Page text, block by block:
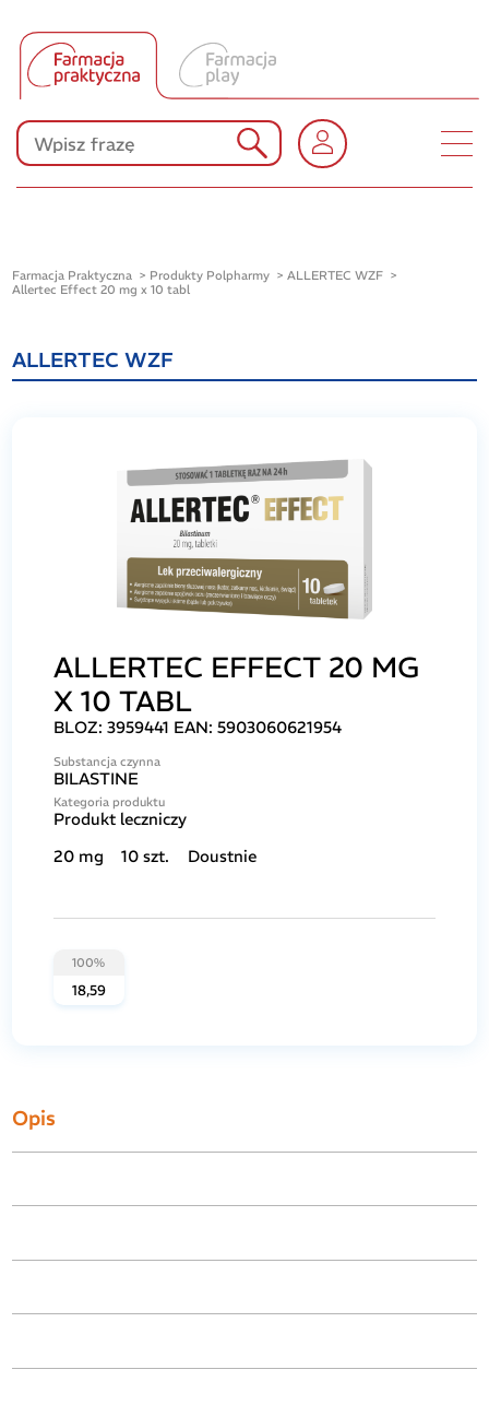
Produkty Polpharmy
KONKURSY
Farmacja Praktyczna Produkty Polpharmy
ALLERTEC WZF
Allertec Effect 20 mg x 10 tabl
ALLERTEC WZF
ALLERTEC EFFECT 20 MG
X 10 TABL
BLOZ: 3959441 EAN: 5903060621954
Substancja czynna
BILASTINE
Kategoria produktu
Produkt leczniczy
20 mg
10 szt. Doustnie
100%
18,59
Opis